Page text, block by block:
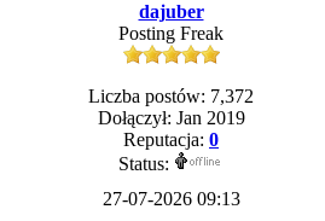
dajuber
Posting Freak
Liczba postów: 7,372
Dołączył: Jan 2019
Reputacja: 0
Status:
27-07-2026 09:13